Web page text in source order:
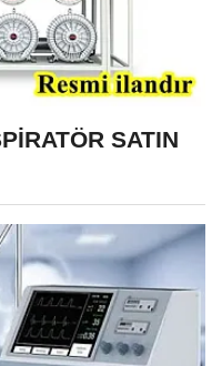
SATIN